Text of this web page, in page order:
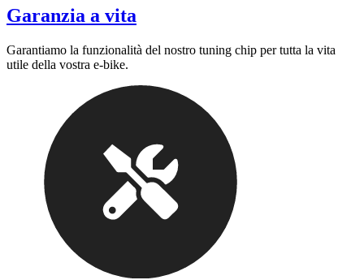
Garanzia a vita
Garantiamo la funzionalità del nostro tuning chip per tutta la vita
utile della vostra e-bike.